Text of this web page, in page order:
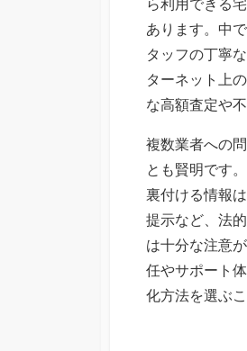
あります。中
タッフの丁寧
ターネット上
な高額査定や
複数業者への
とも賢明です
裏付ける情報
提示など、法
は十分な注意
任やサポート
化方法を選ぶ